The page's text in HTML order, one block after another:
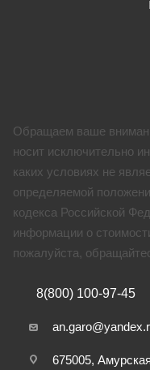
Обращаем ваше
носит исключительно
каких условиях не
определяемой
кодекса Российской
информации о
пожалуйста,
8(800) 100-97-45
675005,